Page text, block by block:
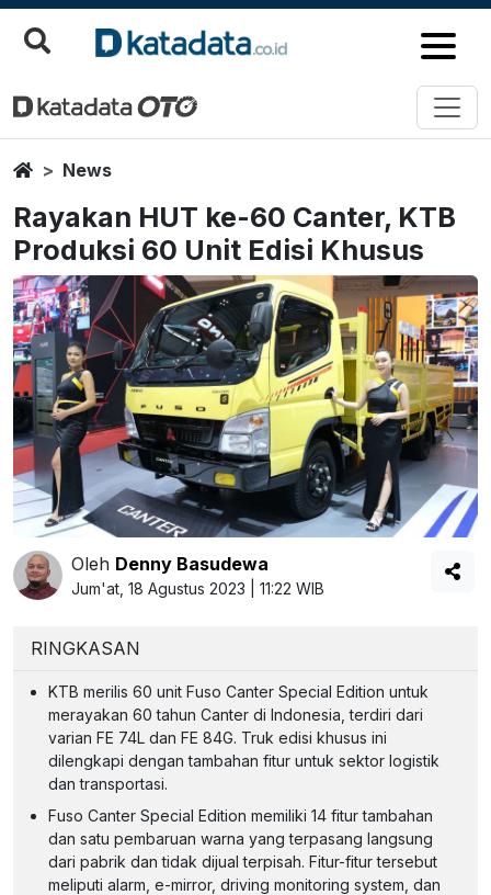
HomeNews
Rayakan HUT ke-60 Canter, KTB
Produksi 60 Unit Edisi Khusus
Oleh Denny Basudewa
Jum'at, 18 Agustus 2023 | 11:22 WIB
RINGKASAN
KTB merilis 60 unit Fuso Canter Special Edition untuk
merayakan 60 tahun Canter di Indonesia, terdiri dari
varian FE 74L dan FE 84G. Truk edisi khusus ini
dilengkapi dengan tambahan fitur untuk sektor logistik
dan transportasi.
Fuso Canter Special Edition memiliki 14 fitur tambahan
dan satu pembaruan warna yang terpasang langsung
dari pabrik dan tidak dijual terpisah. Fitur-fitur tersebut
meliputi alarm, e-mirror, driving monitoring system, dan